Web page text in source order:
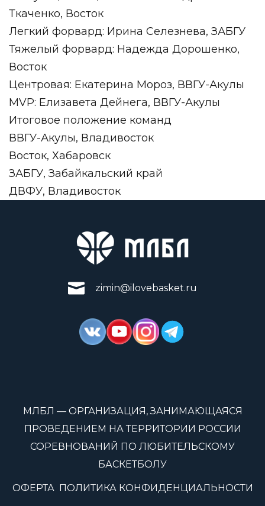
Ткаченко, Восток
Легкий форвард: Ирина Селезнева, ЗАБГУ
Тяжелый форвард: Надежда Дорошенко,
Восток
Центровая: Екатерина Мороз, ВВГУ-Акулы
MVP: Елизавета Дейнега, ВВГУ-Акулы
Итоговое положение команд
ВВГУ-Акулы, Владивосток
Восток, Хабаровск
ЗАБГУ, Забайкальский край
ДВФУ, Владивосток
zimin@ilovebasket.ru
МЛБЛ — ОРГАНИЗАЦИЯ, ЗАНИМАЮЩАЯСЯ
ПРОВЕДЕНИЕМ НА ТЕРРИТОРИИ РОССИИ
СОРЕВНОВАНИЙ ПО ЛЮБИТЕЛЬСКОМУ
БАСКЕТБОЛУ
ОФЕРТА ПОЛИТИКА КОНФИДЕНЦИАЛЬНОСТИ